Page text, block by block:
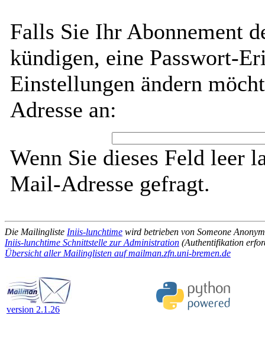
Falls Sie Ihr Abonnement
kündigen, eine Passwort-
Einstellungen ändern
Adresse an:
Wenn Sie dieses Feld leer
Mail-Adresse gefragt.
Die Mailingliste Iniis-lunchtime wird betrieben von Someone
Iniis-lunchtime Schnittstelle zur Administration (Authentifikation
Übersicht aller Mailinglisten auf mailman.zfn.uni-bremen.de
version 2.1.26